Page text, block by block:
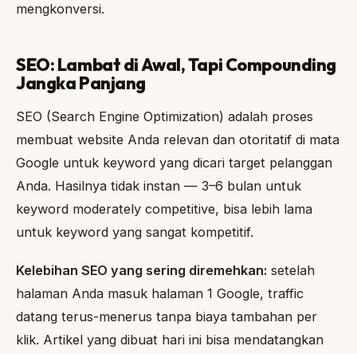
mengkonversi.
SEO: Lambat di Awal, Tapi Compounding
Jangka Panjang
SEO (Search Engine Optimization) adalah proses
membuat website Anda relevan dan otoritatif di mata
Google untuk keyword yang dicari target pelanggan
Anda. Hasilnya tidak instan — 3–6 bulan untuk
keyword moderately competitive, bisa lebih lama
untuk keyword yang sangat kompetitif.
Kelebihan SEO yang sering diremehkan: setelah
halaman Anda masuk halaman 1 Google, traffic
datang terus-menerus tanpa biaya tambahan per
klik. Artikel yang dibuat hari ini bisa mendatangkan